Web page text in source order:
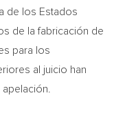
de los Estados
de la fabricación de
para los
al juicio han